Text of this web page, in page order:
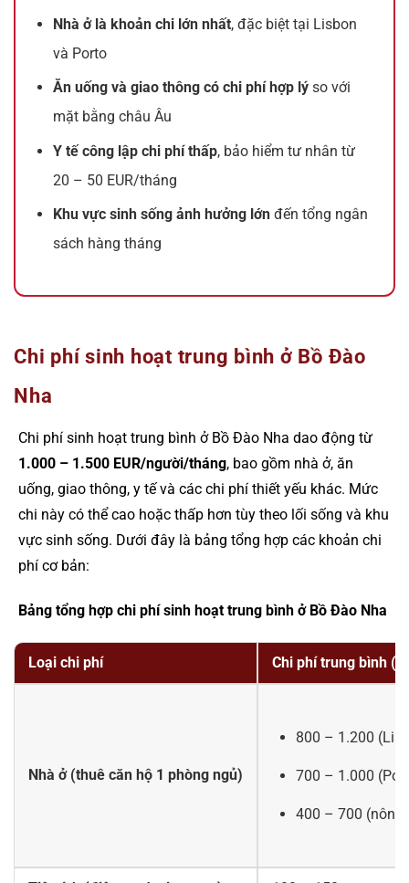
Nhà ở là khoản chi lớn nhất, đặc biệt tại Lisbon
và Porto
Ăn uống và giao thông có chi phí hợp lý so với
mặt bằng châu Âu
Y tế công lập chi phí thấp, bảo hiểm tư nhân từ
20 – 50 EUR/tháng
Khu vực sinh sống ảnh hưởng lớn đến tổng ngân
sách hàng tháng
Chi phí sinh hoạt trung bình ở Bồ Đào
Nha
Chi phí sinh hoạt trung bình ở Bồ Đào Nha dao động từ
1.000 – 1.500 EUR/người/tháng, bao gồm nhà ở, ăn
uống, giao thông, y tế và các chi phí thiết yếu khác. Mức
chi này có thể cao hoặc thấp hơn tùy theo lối sống và khu
vực sinh sống. Dưới đây là bảng tổng hợp các khoản chi
phí cơ bản:
Bảng tổng hợp chi phí sinh hoạt trung bình ở Bồ Đào Nha
Loại chi phí Chi phí trung bình
Nhà ở (thuê căn hộ 1 phòng ngủ)
800 – 1.200
700 – 1.000
400 – 700 (nông